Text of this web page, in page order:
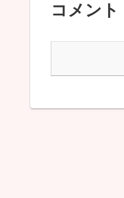
コメント